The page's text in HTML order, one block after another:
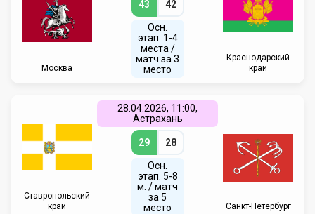
Москва
43 42
Осн.
этап. 1-4
места /
матч за 3
место
Краснодарский
край
Ставропольский
край
28.04.2026, 11:00,
Астрахань
29 28
Осн.
этап. 5-8
м. / матч
за 5
место
Санкт-Петербург